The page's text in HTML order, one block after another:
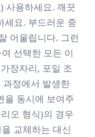
사용하세요. 깨끗
세요. 부드러운 중
어울립니다. 그런
선택한 모든 이
장자리, 포일 조
정에서 발생한
을 동시에 보여주
오 형식)의 경우
교체하는 대신